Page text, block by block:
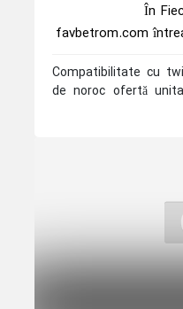
În
favbetrom.com
Compatibilitate cu
de noroc ofertă